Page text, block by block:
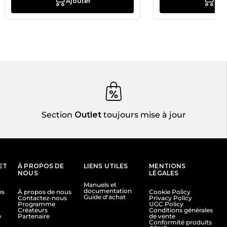
Section Outlettoujours mise à jour
À PROPOS DE
NOUS
À propos de nous
Contactez-nous
Programme
Créateurs
Partenaire
LIENS UTILES
Manuels et
documentation
Guide d'achat
MENTIONS
LÉGALES
Cookie Policy
Privacy Policy
UGC Policy
Conditions générales
de vente
Conformité produits